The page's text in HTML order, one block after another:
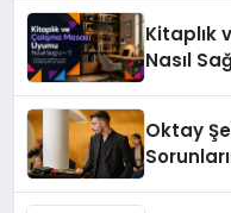
Kitaplık
Nasıl
Oktay